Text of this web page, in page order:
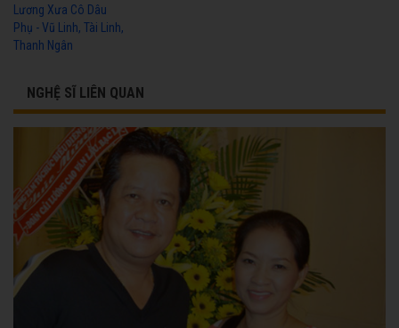
Lương Xưa Cô Dâu
Phụ - Vũ Linh, Tài Linh,
Thanh Ngân
NGHỆ SĨ LIÊN QUAN